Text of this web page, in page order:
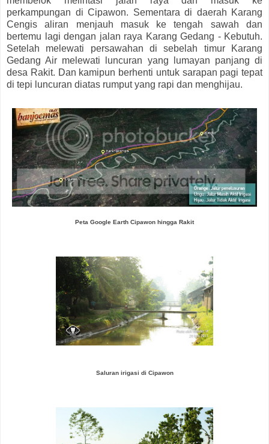
perkampungan di Cipawon. Sementara di daerah Karang
Cengis aliran menjauh masuk ke tengah sawah dan
bertemu lagi dengan jalan raya Karang Gedang - Kebutuh.
Setelah melewati persawahan di sebelah timur Karang
Gedang Air melewati luncuran yang lumayan panjang di
desa Rakit. Dan kamipun berhenti untuk sarapan pagi tepat
di tepi luncuran diatas rumput yang rapi dan menghijau.
Peta Google Earth Cipawon hingga Rakit
Saluran irigasi di Cipawon